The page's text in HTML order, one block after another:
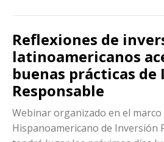
Reflexiones de
latinoamericanos
buenas prácticas de
Responsable
Webinar organizado en el marco
Hispanoamericano de Inversión